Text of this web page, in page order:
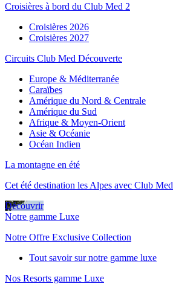
Croisières à bord du Club Med 2
Croisières 2026
Croisières 2027
Circuits Club Med Découverte
Europe & Méditerranée
Caraïbes
Amérique du Nord & Centrale
Amérique du Sud
Afrique & Moyen-Orient
Asie & Océanie
Océan Indien
La montagne en été
Cet été destination les Alpes avec Club Med
Découvrir
Notre gamme Luxe
Notre Offre Exclusive Collection
Tout savoir sur notre gamme luxe
Nos Resorts gamme Luxe